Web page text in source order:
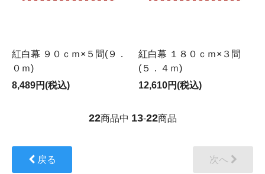
紅白幕 ９０ｃｍ×５間(９．
０ｍ)
8,489円(税込)
紅白幕 １８０ｃｍ×３間
(５．４ｍ)
12,610円(税込)
22商品中 13-22商品
戻る 次へ